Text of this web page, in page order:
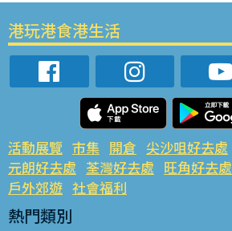
港玩港食港生活
活動展覽 市集 開倉 尖沙咀好去處
元朗好去處 荃灣好去處 旺角好去處
戶外郊遊 社會福利
熱門類別